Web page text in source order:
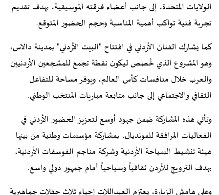
الولايات المتحدة، إلى جانب أعضاء فرقته الموسيقية، بهدف تقديم
تجربة فنية تواكب أهمية المناسبة وحجم الحضور المتوقع.
كما يشارك الفنان الأردني في افتتاح "البيت الأردني" بمدينة دالاس،
وهو المشروع الذي خُصص ليكون نقطة تجمع للمشجعين الأردنيين
والعرب خلال منافسات كأس العالم، ويوفر مساحة للتفاعل
الثقافي والاجتماعي إلى جانب متابعة مباريات المنتخب الوطني.
وتأتي هذه المشاركة ضمن جهود أوسع لتعزيز الحضور الأردني في
الفعاليات المرافقة للمونديال، بمشاركة مؤسسات وطنية من بينها
هيئة تنشيط السياحة الأردنية وشركة مناجم الفوسفات الأردنية،
بهدف الترويج للأردن ثقافياً وسياحياً أمام جمهور دولي واسع.
وعلى هامش الزيارة، يعتزم العبداللات إحياء ثلاث حفلات جماهيرية